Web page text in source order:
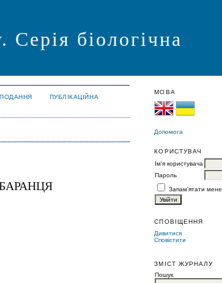
Серія біологічна
МОВА
Допомога
КОРИСТУВАЧ
Ім'я користувача
Пароль
Запам'ятати мене
СПОВІЩЕННЯ
Дивитися
Сповістити
ЗМІСТ ЖУРНАЛУ
Пошук
ПОДАННЯ
ПУБЛІКАЦІЙНА